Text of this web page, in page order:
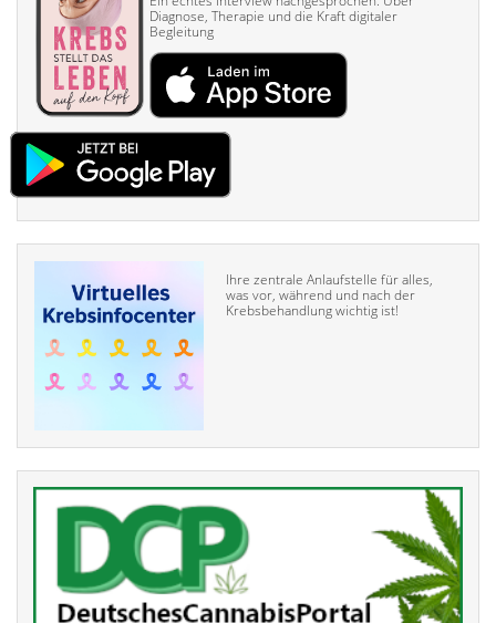
Diagnose, Therapie und die Kraft digitaler
Begleitung
Ihre zentrale Anlaufstelle für alles,
was vor, während und nach der
Krebsbehandlung wichtig ist!